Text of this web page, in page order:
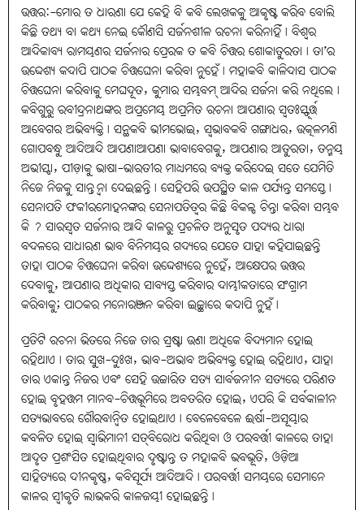
ଉତ୍ତର:-ମୋର ତ ଧାରଣା ଯେ କେହି ବି କବି ଲେଖକକୁ ଆକୃଷ୍ଟ କରିବ ବୋଲି
କିଛି ତଥ୍ୟ ବା କଥ୍ୟ ନେଇ କୌଣସି ସର୍ଜନଶୀଳ ରଚନା କରିନାହିଁ। ବିଶ୍ବର
ଆଦିକାବ୍ୟ ରାମୟଣର ସର୍ଜନାର ପ୍ରେରକ ତ କବି ଚିତ୍ତର ଶୋକାତୁରତା। ତା’ର
ଉଦ୍ଦେଶ୍ୟ କଦାପି ପାଠକ ଚିତ୍ତଘେନା କରିବା ନୁହେଁ। ମହାକବି କାଳିଦାସ ପାଠକ
ଚିତ୍ତଘେନା କରିବାକୁ ମେଘଦୂତ, କୁମାର ସମ୍ଭବମ୍‌ ଆଦିର ସର୍ଜନା କରି ନଥିଲେ।
କବିଗୁରୁ ରବୀନ୍ଦ୍ରନାଥଙ୍କର ଅପ୍ରମେୟ ଅପ୍ରମିତ ରଚନା ଆପଣାର ସ୍ବତଃସ୍ଫୂର୍ତ୍ତ
ଆବେଗର ଅଭିବ୍ୟକ୍ତି। ସନ୍ଥକବି ଭୀମଭୋଇ, ସ୍ବଭାବକବି ଗଙ୍ଗାଧର, ଉତ୍କଳମଣି
ଗୋପବନ୍ଧୁ ଆଦିଆଦି ଆପଣାଆପଣା ଭାବାବେଗକୁ, ଆପଣାର ଆତୁରତା, ତନ୍ମୟ
ଅଭୀସ୍ପା, ପୀଡ଼ାକୁ ଭାଷା-ଭାରତୀର ମାଧ୍ୟମରେ ବ୍ୟକ୍ତ କରିଦେଇ ସତେ ଯେମିତି
ନିଜେ ନିଜକୁ ସାନ୍ତ୍ବନା ଦେଇଛନ୍ତି। ସେହିପରି ଉପସ୍ଥିତ କାଳ ପର୍ଯ୍ୟନ୍ତ ସମସ୍ତେ।
ସେନାପତି ଫକୀରମୋହନଙ୍କର ସେନାପତିତ୍ବର କିଛି ବିକଳ୍ପ ଚିନ୍ତା କରିବା ସମ୍ଭବ
କି ? ସାରସ୍ବତ ସର୍ଜନାର ଆଦି କାଳରୁ ପ୍ରଚଳିତ ଅନୁସୃତ ପଦ୍ୟର ଧାରା
ବଦଳରେ ସାଧାରଣ ଭାବ ବିନିମୟର ଗଦ୍ୟରେ ଯେତେ ଯାହା କହିଯାଇଛନ୍ତି
ତାହା ପାଠକ ଚିତ୍ତଘେନା କରିବା ଉଦ୍ଦେଶ୍ୟରେ ନୁହେଁ, ଆକ୍ଷେପର ଉତ୍ତର
ଦେବାକୁ, ଆପଣାର ଅଧିକାର ସାବ୍ୟସ୍ତ କରିବାର ଦାମ୍ଭୀକତାରେ ସଂଗ୍ରାମ
କରିବାକୁ; ପାଠକର ମନୋରଞ୍ଜନ କରିବା ଇଚ୍ଛାରେ କଦାପି ନୁହଁ।
ପ୍ରତିଟି ରଚନା ଭିତରେ ନିଜେ ତାର ସ୍ରଷ୍ଟା ଉଣା ଅଧିକେ ବିଦ୍ୟମାନ ହୋଇ
ରହିଥାଏ। ତାର ସୁଖ-ଦୁଃଖ, ଭାବ-ଅଭାବ ଅଭିବ୍ୟକ୍ତ ହୋଇ ରହିଥାଏ, ଯାହା
ତାର ଏକାନ୍ତ ନିଜର ଏବଂ ସେହି ଉଚ୍ଚାରିତ ସତ୍ୟ ସାର୍ବଜନୀନ ସତ୍ୟରେ ପରିଣତ
ହୋଇ ବୃହତ୍ତମ ମାନବ-ଚିତ୍ତଭୂମିରେ ଅବତରିତ ହୋଇ, ଏପରି କି ସର୍ବକାଳୀନ
ସତ୍ୟଭାବରେ ଗୌରବାନ୍ବିତ ହୋଇଥାଏ। ବେଳେବେଳେ ଈର୍ଷା-ଅସୂୟାର
କବଳିତ ହୋଇ ସ୍ବାଭିମାନୀ ସତ୍‌ବିରୋଧ କରିଥିବା ଓ ପରବର୍ତ୍ତୀ କାଳରେ ତାହା
ଆଦୃତ ପ୍ରଶଂସିତ ହୋଇଥିବାର ଦୃଷ୍ଟାନ୍ତ ତ ମହାକବି ଭବଭୂତି, ଓଡ଼ିଆ
ସାହିତ୍ୟରେ ଦୀନକୃଷ୍ଣ, କବିସୂର୍ଯ୍ୟ ଆଦିଆଦି। ପରବର୍ତ୍ତୀ ସମୟରେ ସେମାନେ
କାଳର ସ୍ବୀକୃତି ଲାଭକରି କାଳଜୟୀ ହୋଇଛନ୍ତି।